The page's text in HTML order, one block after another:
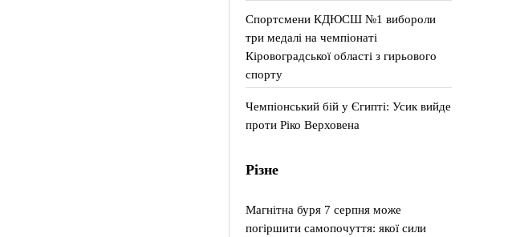
Спортсмени КДЮСШ №1 вибороли
три медалі на чемпіонаті
Кіровоградської області з гирьового
спорту
Чемпіонський бій у Єгипті: Усик вийде
проти Ріко Верховена
Різне
Магнітна буря 7 серпня може
погіршити самопочуття: якої сили